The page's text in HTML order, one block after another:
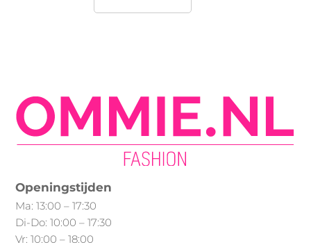
optie
kan
gekozen
worden
de
Openingstijden
Ma: 13:00 – 17:30
Di-Do: 10:00 – 17:30
Vr: 10:00 – 18:00